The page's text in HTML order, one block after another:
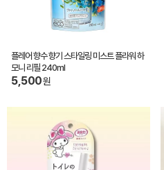
플레어 향수 향기 스타일링 미스트 플라워 하
모니 리필 240ml
5,500원